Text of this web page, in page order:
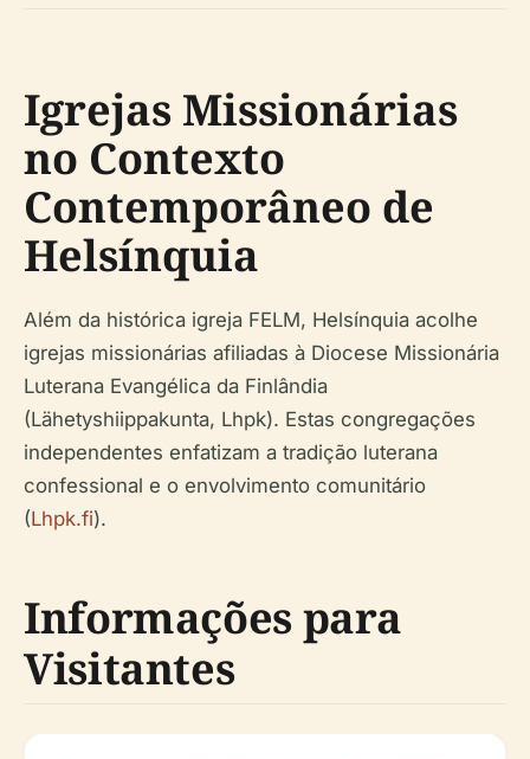
Igrejas Missionárias
no Contexto
Contemporâneo de
Helsínquia
Além da histórica igreja FELM, Helsínquia acolhe
igrejas missionárias afiliadas à Diocese Missionária
Luterana Evangélica da Finlândia
(Lähetyshiippakunta, Lhpk). Estas congregações
independentes enfatizam a tradição luterana
confessional e o envolvimento comunitário
(Lhpk.fi).
Informações para
Visitantes